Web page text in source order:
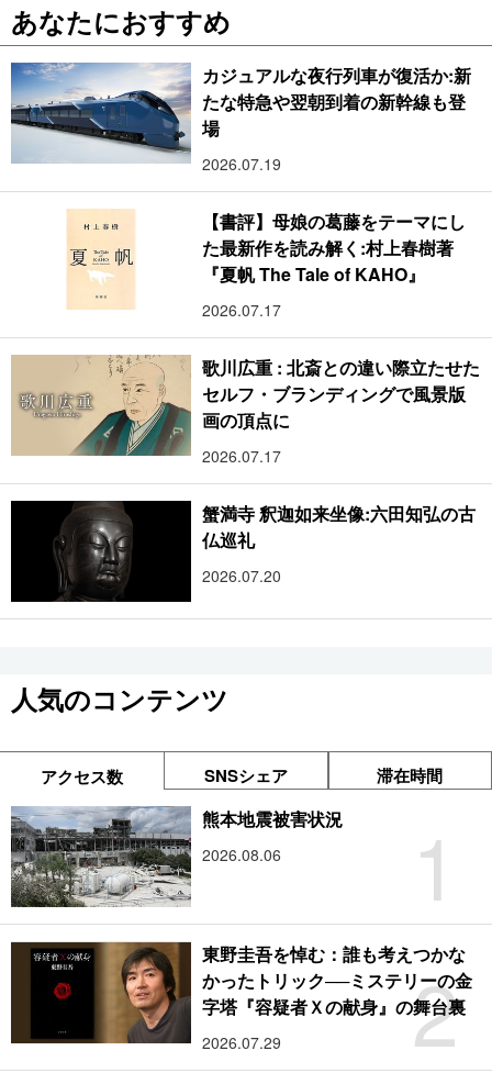
あなたにおすすめ
カジュアルな夜行列車が復活か:新
たな特急や翌朝到着の新幹線も登
場
2026.07.19
【書評】母娘の葛藤をテーマにし
た最新作を読み解く:村上春樹著
『夏帆 The Tale of KAHO』
2026.07.17
歌川広重 : 北斎との違い際立たせた
セルフ・ブランディングで風景版
画の頂点に
2026.07.17
蟹満寺 釈迦如来坐像:六田知弘の古
仏巡礼
2026.07.20
人気のコンテンツ
アクセス数 SNSシェア 滞在時間
1
熊本地震被害状況
2026.08.06
2
東野圭吾を悼む：誰も考えつかな
かったトリック──ミステリーの金
字塔『容疑者Ｘの献身』の舞台裏
2026.07.29